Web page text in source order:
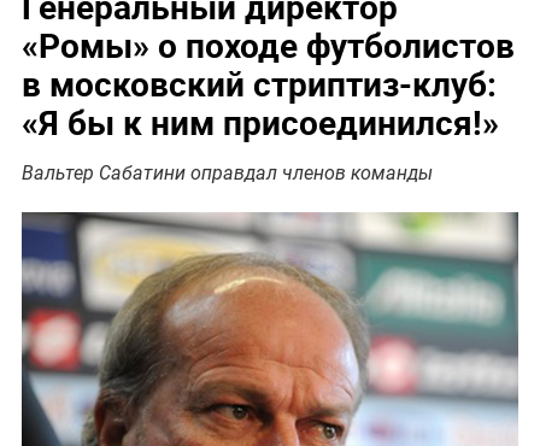
«Ромы» о походе футболистов
в московский стриптиз-клуб:
«Я бы к ним присоединился!»
Вальтер Сабатини оправдал членов команды